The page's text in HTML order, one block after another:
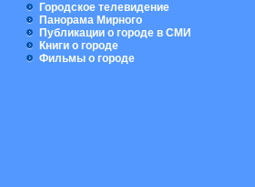
Городское телевидение
Панорама Мирного
Публикации о городе в СМИ
Книги о городе
Фильмы о городе